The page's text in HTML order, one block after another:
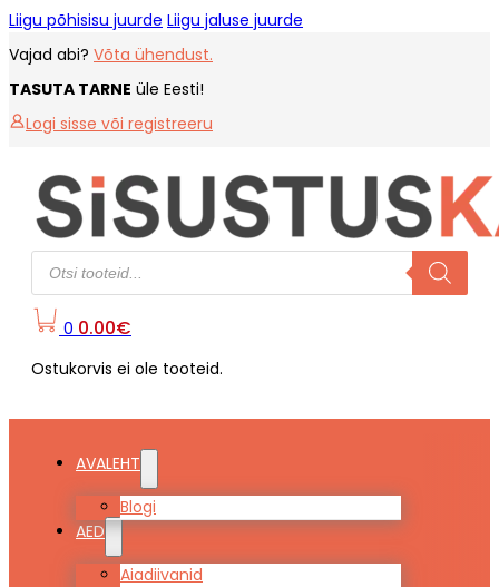
Liigu põhisisu juurde Liigu jaluse juurde
Vajad abi? Võta ühendust.
TASUTA TARNE üle Eesti!
Logi sisse või registreeru
Products
search
0 0.00€
Ostukorvis ei ole tooteid.
AVALEHT
Blogi
AED
Aiadiivanid